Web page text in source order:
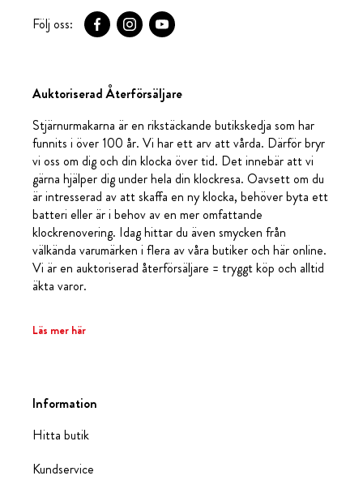
Följ oss:
Auktoriserad Återförsäljare
Stjärnurmakarna är en rikstäckande butikskedja som har
funnits i över 100 år. Vi har ett arv att vårda. Därför bryr
vi oss om dig och din klocka över tid. Det innebär att vi
gärna hjälper dig under hela din klockresa. Oavsett om du
är intresserad av att skaffa en ny klocka, behöver byta ett
batteri eller är i behov av en mer omfattande
klockrenovering. Idag hittar du även smycken från
välkända varumärken i flera av våra butiker och här online.
Vi är en auktoriserad återförsäljare = tryggt köp och alltid
äkta varor.
Läs mer här
Information
Hitta butik
Kundservice